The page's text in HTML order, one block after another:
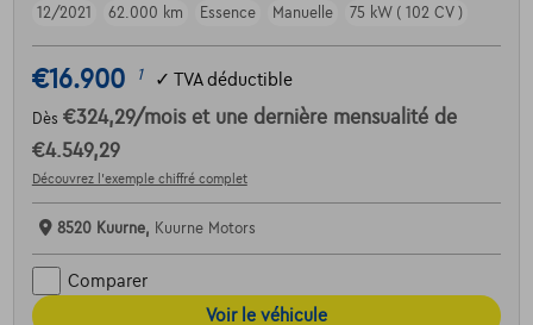
12/2021
62.000 km Essence Manuelle 75 kW ( 102 CV )
€16.900 1 ✓ TVA déductible
Dès €324,29/mois et une dernière mensualité de
€4.549,29
Découvrez l’exemple chiffré complet
8520 Kuurne, Kuurne Motors
Comparer
Voir le véhicule